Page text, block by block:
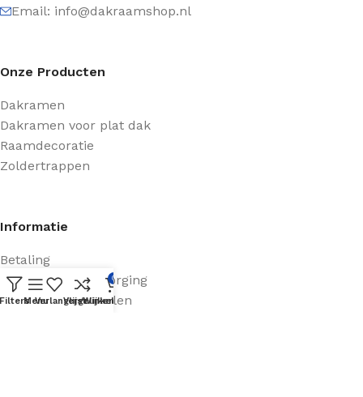
Email: info@dakraamshop.nl
Onze Producten
Dakramen
Dakramen voor plat dak
Raamdecoratie
Zoldertrappen
Informatie
Betaling
Verzending & bezorging
Retourneren & ruilen
FiltersMenuVerlanglijstVergelijken
0
Winkelwagen